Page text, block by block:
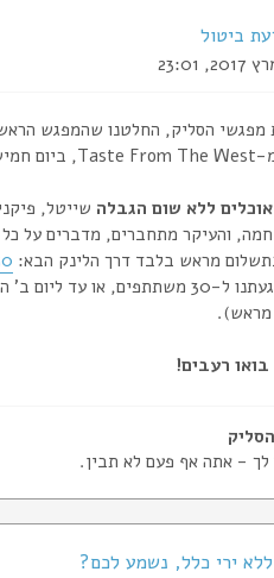
ביטול
מפגשי הסליק, החלטנו שהמפגש
אוכלים ללא שום הגבלה שייטל,
חמה, והעיקר מתחברים, מדברים על כל
מראש).
רעבים!
לך - אתה אף פעם לא תבין.